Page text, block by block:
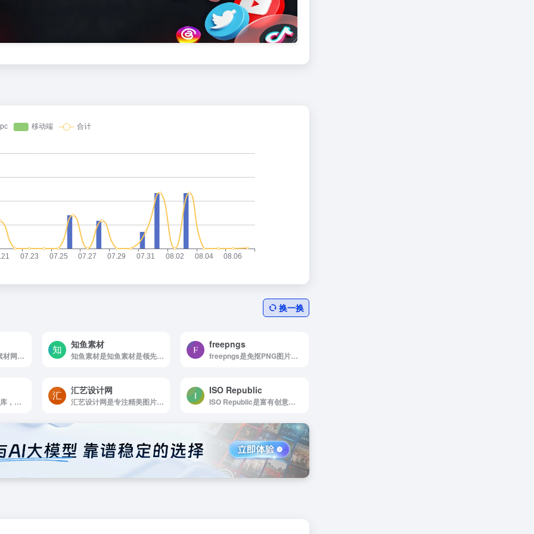
换一换
搜图网是搜图网_PS素材网以及图片素材网和PS海报素材库
知鱼素材
知鱼素材是知鱼素材是领先的创意数字版权授权平台，通过AI、区块链、大数据赋能网站。
freepngs
freepngs是免抠PNG图片素材
Unsplash是免费图片库，适合任何项目使用，无版权限制
汇艺设计网
汇艺设计网是专注精美图片设计素材免费下载的网站。
ISO Republic
ISO Republic是富有创意的高品质图片站，含收费图片